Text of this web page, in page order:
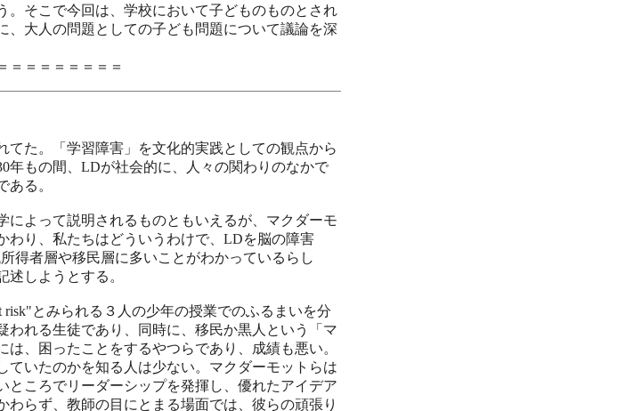
そこで今回は、学校において子どものものとされ
、大人の問題としての子ども問題について議論を深
＝＝＝＝＝＝＝＝
た。「学習障害」を文化的実践としての観点から
年もの間、LDが社会的に、人々の関わりのなかで
る。
によって説明されるものともいえるが、マクダーモ
わり、私たちはどういうわけで、LDを脳の障害
得者層や移民層に多いことがわかっているらし
しようとする。
とみられる３人の少年の授業でのふるまいを分
れる生徒であり、同時に、移民か黒人という「マ
、困ったことをするやつらであり、成績も悪い。
ていたのかを知る人は少ない。マクダーモットらは
ところでリーダーシップを発揮し、優れたアイデア
らず、教師の目にとまる場面では、彼らの頑張り